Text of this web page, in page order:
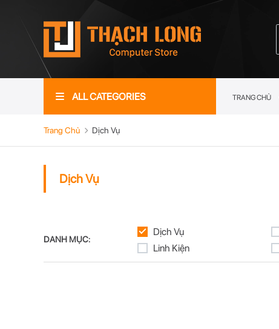
ALL CATEGORIES TRANG CHỦ
Trang Chủ Dịch Vụ
Dịch Vụ
DANH MỤC:
Dịch Vụ
Linh Kiện